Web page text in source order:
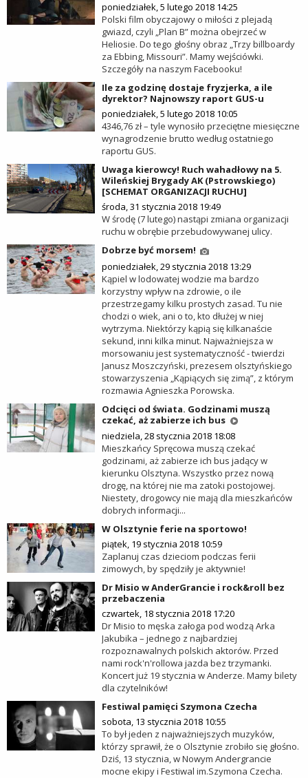
poniedziałek, 5 lutego 2018 14:25
Polski film obyczajowy o miłości z plejadą
gwiazd, czyli „Plan B” można obejrzeć w
Heliosie. Do tego głośny obraz „Trzy billboardy
za Ebbing, Missouri”. Mamy wejściówki.
Szczegóły na naszym Facebooku!
Ile za godzinę dostaje fryzjerka, a ile
dyrektor? Najnowszy raport GUS-u
poniedziałek, 5 lutego 2018 10:05
4346,76 zł – tyle wynosiło przeciętne miesięczne
wynagrodzenie brutto według ostatniego
raportu GUS.
Uwaga kierowcy! Ruch wahadłowy na 5.
Wileńskiej Brygady AK (Pstrowskiego)
[SCHEMAT ORGANIZACJI RUCHU]
środa, 31 stycznia 2018 19:49
W środę (7 lutego) nastąpi zmiana organizacji
ruchu w obrębie przebudowywanej ulicy.
Dobrze być morsem!
poniedziałek, 29 stycznia 2018 13:29
Kąpiel w lodowatej wodzie ma bardzo
korzystny wpływ na zdrowie, o ile
przestrzegamy kilku prostych zasad. Tu nie
chodzi o wiek, ani o to, kto dłużej w niej
wytrzyma. Niektórzy kąpią się kilkanaście
sekund, inni kilka minut. Najważniejsza w
morsowaniu jest systematyczność - twierdzi
Janusz Moszczyński, prezesem olsztyńskiego
stowarzyszenia „Kąpiących się zimą”, z którym
rozmawia Agnieszka Porowska.
Odcięci od świata. Godzinami muszą
czekać, aż zabierze ich bus
niedziela, 28 stycznia 2018 18:08
Mieszkańcy Spręcowa muszą czekać
godzinami, aż zabierze ich bus jadący w
kierunku Olsztyna. Wszystko przez nową
drogę, na której nie ma zatoki postojowej.
Niestety, drogowcy nie mają dla mieszkańców
dobrych informacji...
W Olsztynie ferie na sportowo!
piątek, 19 stycznia 2018 10:59
Zaplanuj czas dzieciom podczas ferii
zimowych, by spędziły je aktywnie!
Dr Misio w AnderGrancie i rock&roll bez
przebaczenia
czwartek, 18 stycznia 2018 17:20
Dr Misio to męska załoga pod wodzą Arka
Jakubika – jednego z najbardziej
rozpoznawalnych polskich aktorów. Przed
nami rock'n'rollowa jazda bez trzymanki.
Koncert już 19 stycznia w Anderze. Mamy bilety
dla czytelników!
Festiwal pamięci Szymona Czecha
sobota, 13 stycznia 2018 10:55
To był jeden z najważniejszych muzyków,
którzy sprawił, że o Olsztynie zrobiło się głośno.
Dziś, 13 stycznia, w Nowym Andergrancie
mocne ekipy i Festiwal im.Szymona Czecha.